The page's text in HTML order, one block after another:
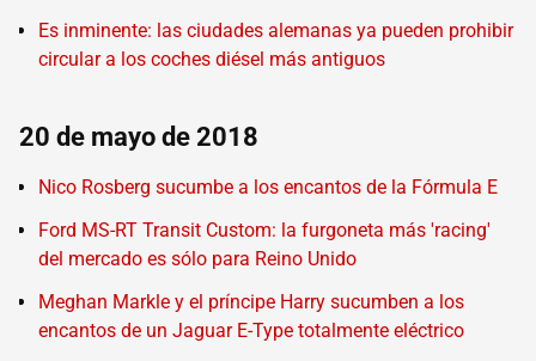
Es inminente: las ciudades alemanas ya pueden prohibir
circular a los coches diésel más antiguos
20 de mayo de 2018
Nico Rosberg sucumbe a los encantos de la Fórmula E
Ford MS-RT Transit Custom: la furgoneta más 'racing'
del mercado es sólo para Reino Unido
Meghan Markle y el príncipe Harry sucumben a los
encantos de un Jaguar E-Type totalmente eléctrico